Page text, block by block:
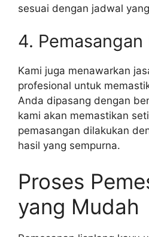
sesuai dengan jadwal
4.
Kami juga menawarkan
profesional untuk
Anda dipasang dengan
kami akan memastikan
pemasangan dilakukan
hasil yang sempurna.
Proses
yang Mudah